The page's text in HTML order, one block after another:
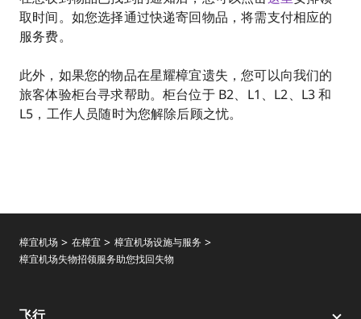
取时间。如您选择通过快递寄回物品，将需支付相应的
服务费。
此外，如果您的物品在星耀樟宜遗失，您可以向我们的
旅客体验柜台寻求帮助。柜台位于 B2、L1、L2、L3 和
L5，工作人员随时为您解除后顾之忧。
樟宜机场 在樟宜
樟宜机场设施与服务
樟宜机场失物招领服务助您找回失物
飞行